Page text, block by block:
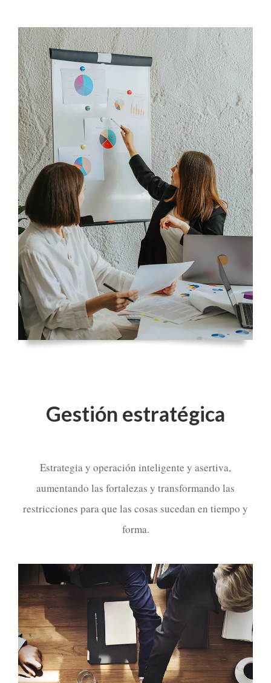
Gestión estratégica
Estrategia y operación inteligente y asertiva,
aumentando las fortalezas y transformando las
restricciones para que las cosas sucedan en tiempo y
forma.